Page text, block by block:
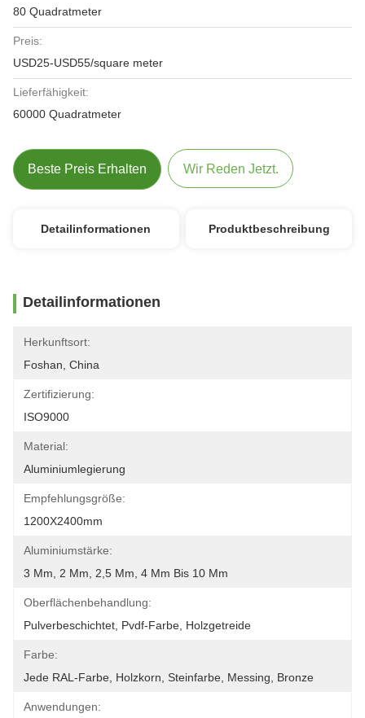
80 Quadratmeter
Preis:
USD25-USD55/square meter
Lieferfähigkeit:
60000 Quadratmeter
Beste Preis Erhalten Wir Reden Jetzt.
Detailinformationen Produktbeschreibung
Detailinformationen
Herkunftsort:
Foshan, China
Zertifizierung:
ISO9000
Material:
Aluminiumlegierung
Empfehlungsgröße:
1200X2400mm
Aluminiumstärke:
3 Mm, 2 Mm, 2,5 Mm, 4 Mm Bis 10 Mm
Oberflächenbehandlung:
Pulverbeschichtet, Pvdf-Farbe, Holzgetreide
Farbe:
Jede RAL-Farbe, Holzkorn, Steinfarbe, Messing, Bronze
Anwendungen: